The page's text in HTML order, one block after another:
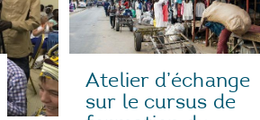
Atelier d’échange
sur le cursus de